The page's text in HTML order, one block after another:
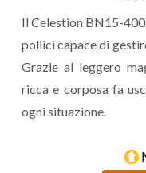
Il Celestion BN15-
pollici capace di
Grazie al leggero
ricca e corposa fa
ogni situazione.